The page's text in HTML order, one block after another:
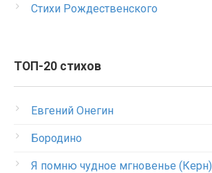
Стихи Рождественского
ТОП-20 стихов
Евгений Онегин
Бородино
Я помню чудное мгновенье (Керн)